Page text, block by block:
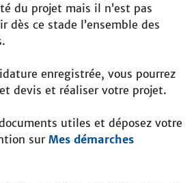
du projet mais il n’est pas
dès ce stade l’ensemble des
enregistrée, vous pourrez
devis et réaliser votre projet.
utiles et déposez votre
sur Mes démarches